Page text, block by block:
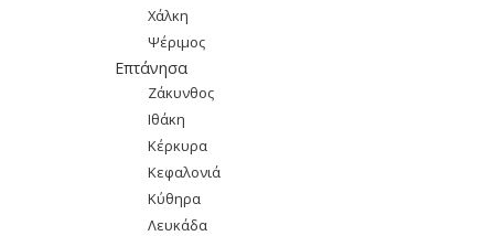
Χάλκη
Ψέριμος
Επτάνησα
Ζάκυνθος
Ιθάκη
Κέρκυρα
Κεφαλονιά
Κύθηρα
Λευκάδα